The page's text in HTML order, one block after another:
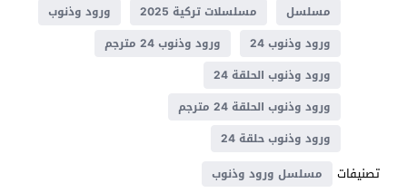
مسلسل
مسلسلات تركية 2025
ورود وذنوب
ورود وذنوب 24
ورود وذنوب 24 مترجم
ورود وذنوب الحلقة 24
ورود وذنوب الحلقة 24 مترجم
ورود وذنوب حلقة 24
تصنيفات مسلسل ورود وذنوب